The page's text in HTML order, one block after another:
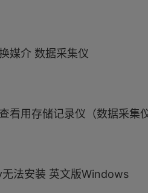
媒介 数据采集仪
看用存储记录仪（数据采集
法安装 英文版Windows